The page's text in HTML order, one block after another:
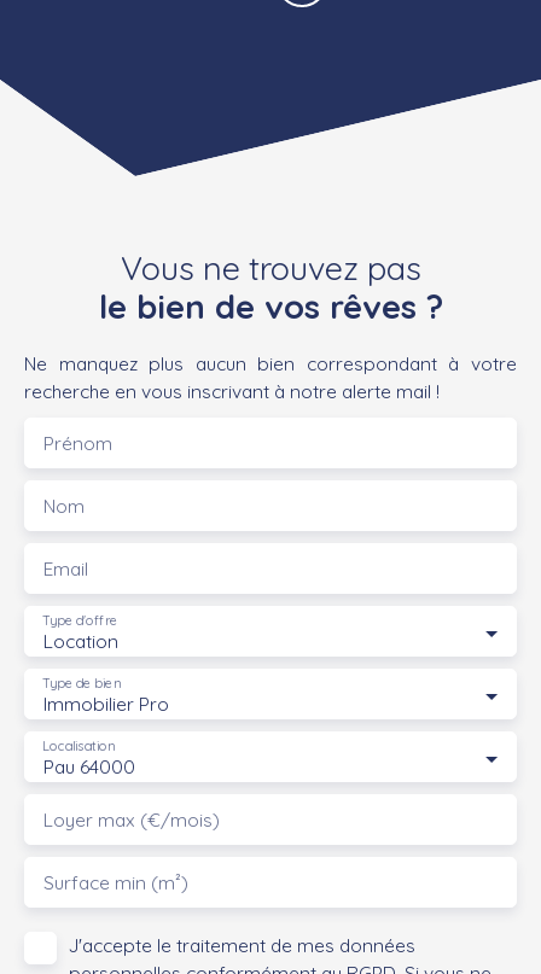
Vous ne trouvez pas
le bien de vos rêves ?
Ne manquez plus aucun bien correspondant à votre
recherche en vous inscrivant à notre alerte mail !
Prénom
Nom
Email
Location
Type d'offre
Immobilier Pro
Type de bien
Pau 64000
Localisation
Loyer max (€/mois)
Surface min (m²)
J'accepte le traitement de mes données